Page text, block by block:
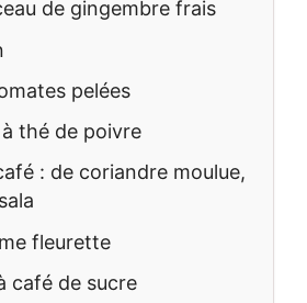
de gingembre frais
pelées
thé de poivre
: de coriandre moulue,
fleurette
café de sucre